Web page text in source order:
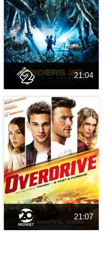
21:04
21:07